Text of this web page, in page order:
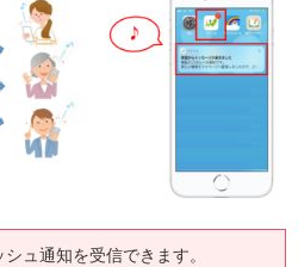
ュ通知を受信できます。